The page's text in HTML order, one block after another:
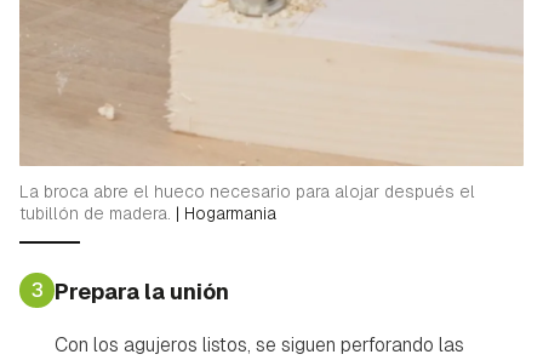
La broca abre el hueco necesario para alojar después el
tubillón de madera. | Hogarmania
3 Prepara la unión
Con los agujeros listos, se siguen perforando las